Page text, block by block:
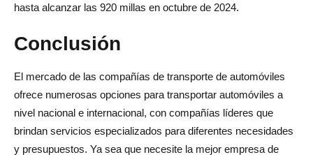
hasta alcanzar las 920 millas en octubre de 2024.
Conclusión
El mercado de las compañías de transporte de automóviles
ofrece numerosas opciones para transportar automóviles a
nivel nacional e internacional, con compañías líderes que
brindan servicios especializados para diferentes necesidades
y presupuestos. Ya sea que necesite la mejor empresa de